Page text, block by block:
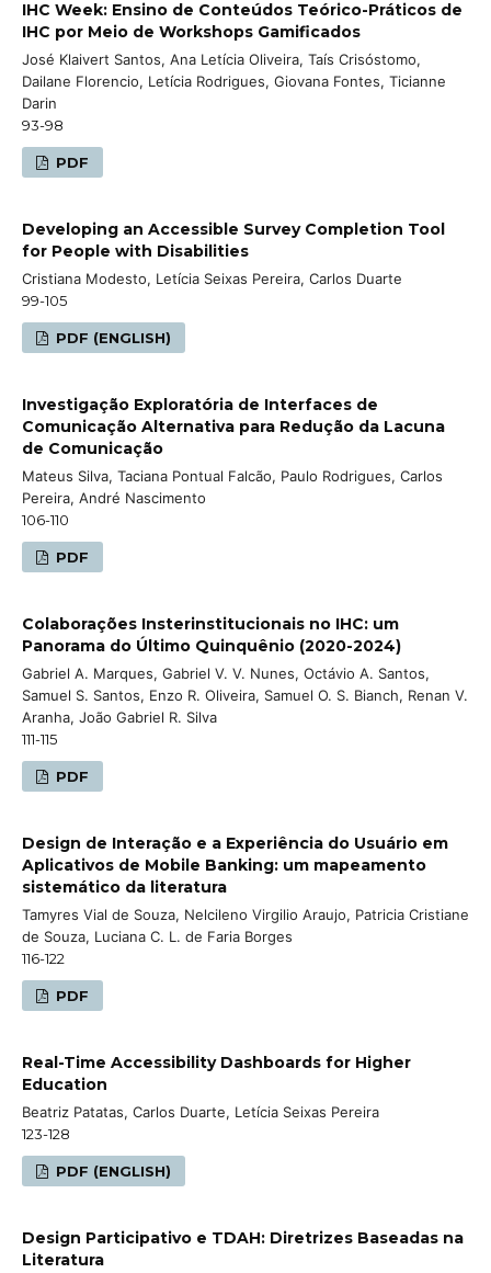
IHC Week: Ensino de Conteúdos Teórico-Práticos de
IHC por Meio de Workshops Gamificados
José Klaivert Santos, Ana Letícia Oliveira, Taís Crisóstomo,
Dailane Florencio, Letícia Rodrigues, Giovana Fontes, Ticianne
Darin
93-98
PDF
Developing an Accessible Survey Completion Tool
for People with Disabilities
Cristiana Modesto, Letícia Seixas Pereira, Carlos Duarte
99-105
PDF (ENGLISH)
Investigação Exploratória de Interfaces de
Comunicação Alternativa para Redução da Lacuna
de Comunicação
Mateus Silva, Taciana Pontual Falcão, Paulo Rodrigues, Carlos
Pereira, André Nascimento
106-110
PDF
Colaborações Insterinstitucionais no IHC: um
Panorama do Último Quinquênio (2020-2024)
Gabriel A. Marques, Gabriel V. V. Nunes, Octávio A. Santos,
Samuel S. Santos, Enzo R. Oliveira, Samuel O. S. Bianch, Renan V.
Aranha, João Gabriel R. Silva
111-115
PDF
Design de Interação e a Experiência do Usuário em
Aplicativos de Mobile Banking: um mapeamento
sistemático da literatura
Tamyres Vial de Souza, Nelcileno Virgilio Araujo, Patricia Cristiane
de Souza, Luciana C. L. de Faria Borges
116-122
PDF
Real-Time Accessibility Dashboards for Higher
Education
Beatriz Patatas, Carlos Duarte, Letícia Seixas Pereira
123-128
PDF (ENGLISH)
Design Participativo e TDAH: Diretrizes Baseadas na
Literatura